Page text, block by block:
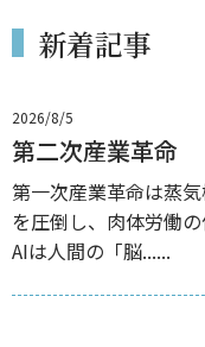
新着記事
2026/8/5
第二次産業革命
第一次産業革命は蒸
を圧倒し、肉体労働
AIは人間の「脳......